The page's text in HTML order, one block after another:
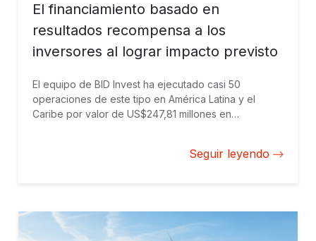
El financiamiento basado en
resultados recompensa a los
inversores al lograr impacto previsto
El equipo de BID Invest ha ejecutado casi 50
operaciones de este tipo en América Latina y el
Caribe por valor de US$247,81 millones en
Seguir leyendo